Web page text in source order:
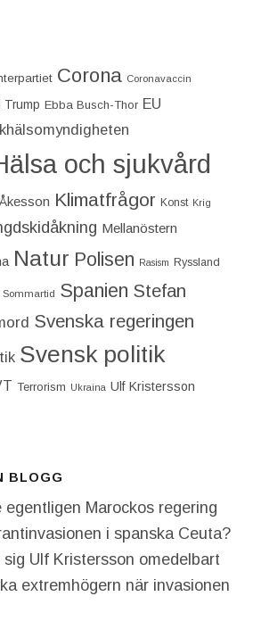
Corona Coronavaccin
Trump Ebba Busch-Thor EU
och sjukvård
Klimatfrågor Konst Krig
Mellanöstern
Natur Polisen Rasism Ryssland
Sommartid Spanien Stefan
Svenska regeringen
Svensk politik
Terrorism Ukraina Ulf Kristersson
BLOGG
Marockos regering
i spanska Ceuta?
Ulf Kristersson omedelbart
extremhögern när invasionen